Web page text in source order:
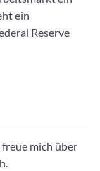
ein
Reserve
freue mich über